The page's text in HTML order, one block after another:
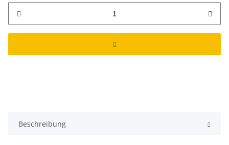
Beschreibung